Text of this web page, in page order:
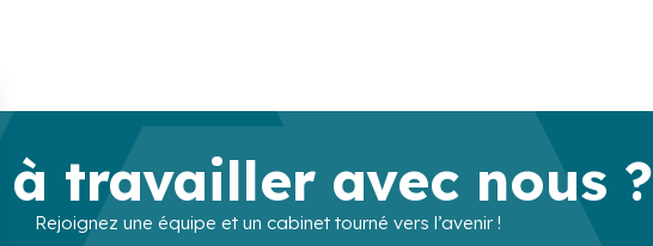
travailler avec nous ?
Rejoignez une équipe et un cabinet tourné vers l’avenir !